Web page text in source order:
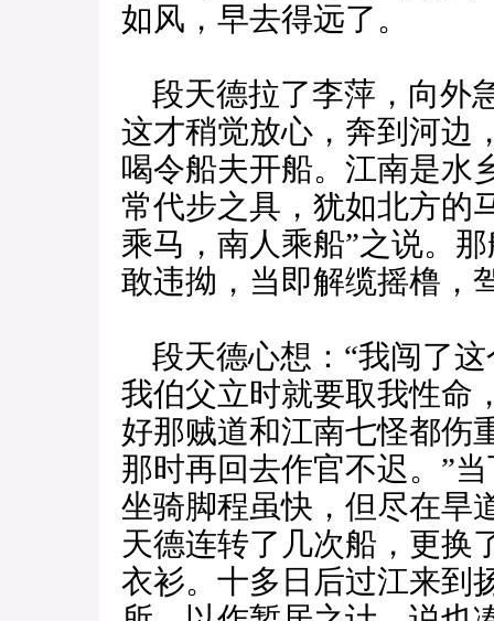
如风，早去得远了。
段天德拉了李萍，向外
这才稍觉放心，奔到河边
喝令船夫开船。江南是水
常代步之具，犹如北方的
乘马，南人乘船”之说。
敢违拗，当即解缆摇橹，
段天德心想：“我闯了
我伯父立时就要取我性命
好那贼道和江南七怪都伤
那时再回去作官不迟。”
坐骑脚程虽快，但尽在旱
天德连转了几次船，更换
衣衫。十多日后过江来到